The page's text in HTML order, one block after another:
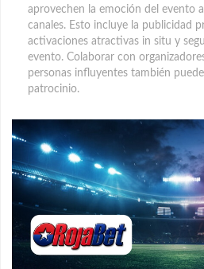
aprovechen la emoción del evento
canales. Esto incluye la publicidad
activaciones atractivas in situ y
evento. Colaborar con
personas influyentes también
patrocinio.